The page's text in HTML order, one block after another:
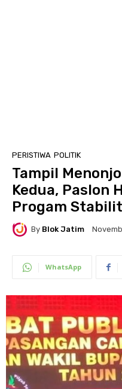
PERISTIWA POLITIK
Tampil
Kedua, Paslon
Progam
By Blok Jatim
WhatsApp